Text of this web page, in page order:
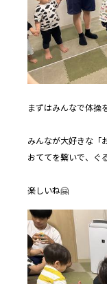
まずはみんなで体操
みんなが大好きな「
おててを繋いで、ぐ
楽しいね🤗